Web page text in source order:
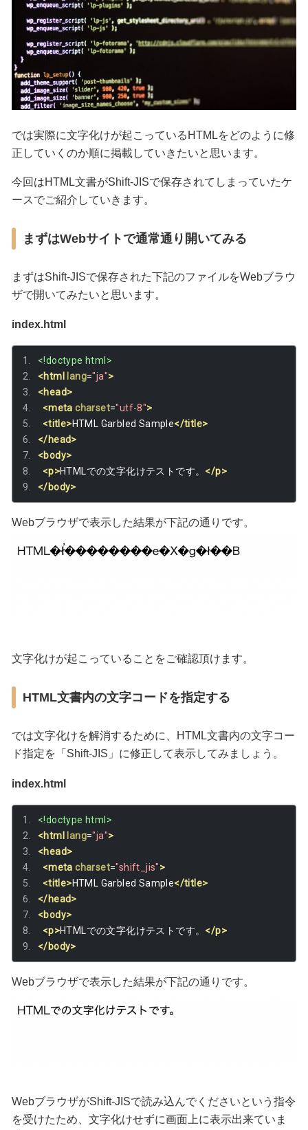
では実際に文字化けが起こっているHTMLをどのように修
正していくのか順に掲載していきたいと思います。
今回はHTML文書がShift-JISで保存されてしまっていたケ
ースでご紹介していきます。
まずはWebサイトで通常通り開いてみる
まずはShift-JISで保存された下記のファイルをWebブラウ
ザで開いてみたいと思います。
index.html
<!doctype html>
<html
lang="ja">
<head>
<meta charset="utf-8">
<title>HTML Garbled Sample</title>
</head>
<body>
<p>HTMLでの文字化けテストです。 </p>
</body>
Webブラウザで表示した結果が下記の通りです。
文字化けが起こっていることをご確認頂けます。
HTML文書内の文字コードを指定する
では文字化けを解消するために、HTML文書内の文字コー
ド指定を「Shift-JIS」に修正して表示してみましょう。
index.html
<!doctype html>
<html
lang="ja">
<head>
<meta charset="shift_jis">
<title>HTML Garbled Sample</title>
</head>
<body>
<p>HTMLでの文字化けテストです。 </p>
</body>
Webブラウザで表示した結果が下記の通りです。
WebブラウザがShift-JISで読み込んでくださいという指令
を受けたため、文字化けせずに画面上に表示出来ていま